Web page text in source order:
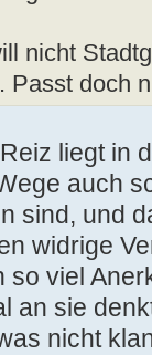
nicht
Passt doch
liegt in
auch
sind, und
widrige
viel
an sie
nicht